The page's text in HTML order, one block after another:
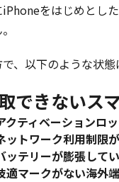
iPhoneをはじめとし
で、以下のような状
できないス
クティベーションロ
ットワーク利用制限
ッテリーが膨張して
適マークがない海外